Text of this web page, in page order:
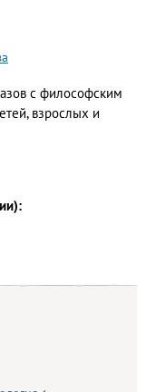
с философским
взрослых и